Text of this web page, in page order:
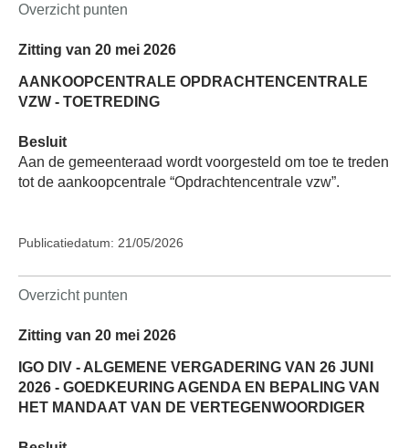
Overzicht punten
Zitting van 20 mei 2026
AANKOOPCENTRALE OPDRACHTENCENTRALE
VZW - TOETREDING
Besluit
Aan de gemeenteraad wordt voorgesteld om toe te treden
tot de aankoopcentrale “Opdrachtencentrale vzw”.
Publicatiedatum: 21/05/2026
Overzicht punten
Zitting van 20 mei 2026
IGO DIV - ALGEMENE VERGADERING VAN 26 JUNI
2026 - GOEDKEURING AGENDA EN BEPALING VAN
HET MANDAAT VAN DE VERTEGENWOORDIGER